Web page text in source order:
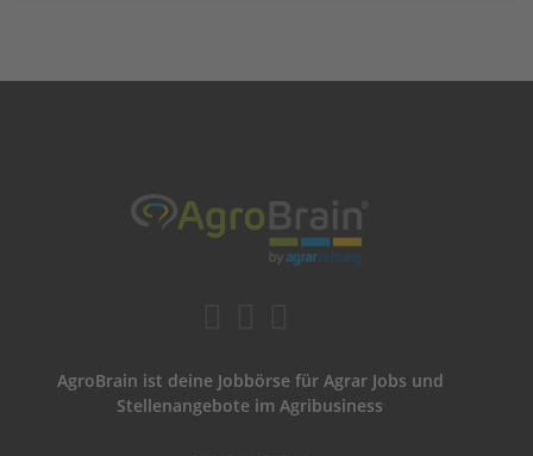
AgroBrain ist deine Jobbörse für Agrar Jobs und
Stellenangebote im Agribusiness